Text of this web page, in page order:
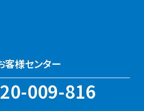
客様センター
009-816